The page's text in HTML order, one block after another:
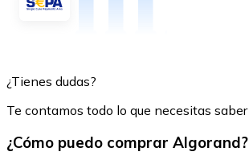
¿Tienes dudas?
Te contamos todo lo que necesitas saber
¿Cómo puedo comprar Algorand?